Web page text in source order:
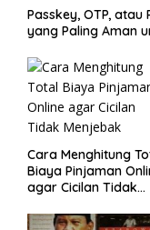
Passkey, OTP, atau
yang Paling Aman
Cara Menghitung
Biaya Pinjaman
agar Cicilan Tidak